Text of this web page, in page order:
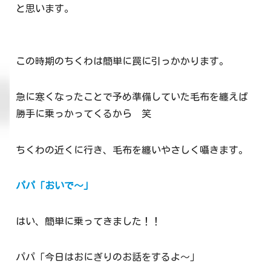
と思います。
この時期のちくわは簡単に罠に引っかかります。
急に寒くなったことで予め準備していた毛布を纏えば
勝手に乗っかってくるから 笑
ちくわの近くに行き、毛布を纏いやさしく囁きます。
パパ「おいで～」
はい、簡単に乗ってきました！！
パパ「今日はおにぎりのお話をするよ～」